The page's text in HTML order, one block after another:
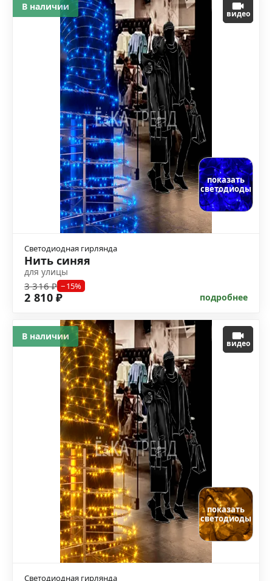
видео
показать
светодиоды
Светодиодная гирлянда
Нить синяя
для улицы
3 316 ₽ −15%
2 810 ₽ подробнее
В наличии
видео
показать
светодиоды
Светодиодная гирлянда
В наличии